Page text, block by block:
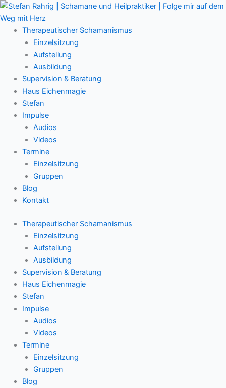
Zum
Inhalt
springenTherapeutischer Schamanismus
Einzelsitzung
Aufstellung
Ausbildung
Supervision & Beratung
Haus Eichenmagie
Stefan
Impulse
Audios
Videos
Termine
Einzelsitzung
Gruppen
Blog
Kontakt
Therapeutischer Schamanismus
Einzelsitzung
Aufstellung
Ausbildung
Supervision & Beratung
Haus Eichenmagie
Stefan
Impulse
Audios
Videos
Termine
Einzelsitzung
Gruppen
Blog
Main
Menu